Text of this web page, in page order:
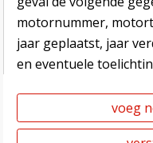
motornummer,
jaar geplaatst, jaar
en eventuele